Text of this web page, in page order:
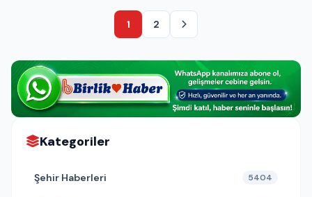
1 2
Kategoriler
Şehir Haberleri 5404